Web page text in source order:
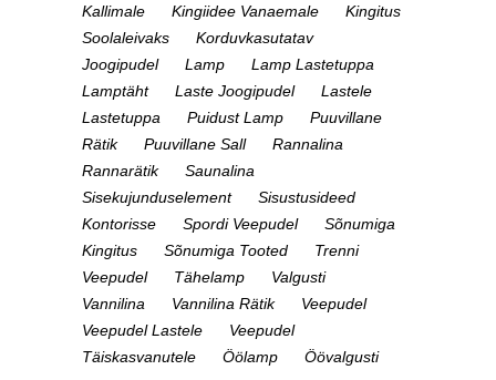
Kallimale
Kingiidee Vanaemale
Kingitus
Soolaleivaks
Korduvkasutatav
Joogipudel
Lamp
Lamp Lastetuppa
Lamptäht
Laste Joogipudel
Lastele
Lastetuppa
Puidust Lamp
Puuvillane
Rätik
Puuvillane Sall
Rannalina
Rannarätik
Saunalina
Sisekujunduselement
Sisustusideed
Kontorisse
Spordi Veepudel
Sõnumiga
Kingitus
Sõnumiga Tooted
Trenni
Veepudel
Tähelamp
Valgusti
Vannilina
Vannilina Rätik
Veepudel
Veepudel Lastele
Veepudel
Täiskasvanutele
Öölamp Öövalgusti